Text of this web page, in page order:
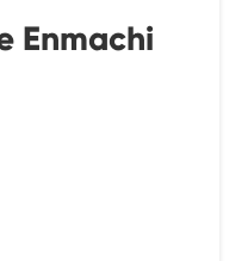
Enmachi